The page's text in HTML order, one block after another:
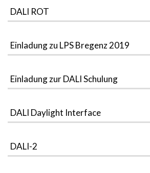
DALI ROT
Einladung zu LPS Bregenz 2019
Einladung zur DALI Schulung
DALI Daylight Interface
DALI-2